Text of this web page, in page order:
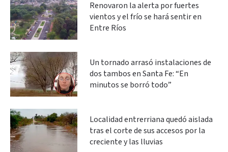
Renovaron la alerta por fuertes
vientos y el frío se hará sentir en
Entre Ríos
Un tornado arrasó instalaciones de
dos tambos en Santa Fe: “En
minutos se borró todo”
Localidad entrerriana quedó aislada
tras el corte de sus accesos por la
creciente y las lluvias